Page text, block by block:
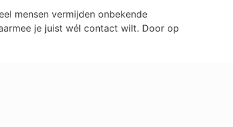
mensen vermijden onbekende
je juist wél contact wilt. Door op